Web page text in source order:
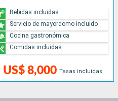
US$ 8,000 Tasas incluidas
Bebidas incluidas
Servicio de mayordomo incluido
Cocina gastronómica
Comidas incluidas